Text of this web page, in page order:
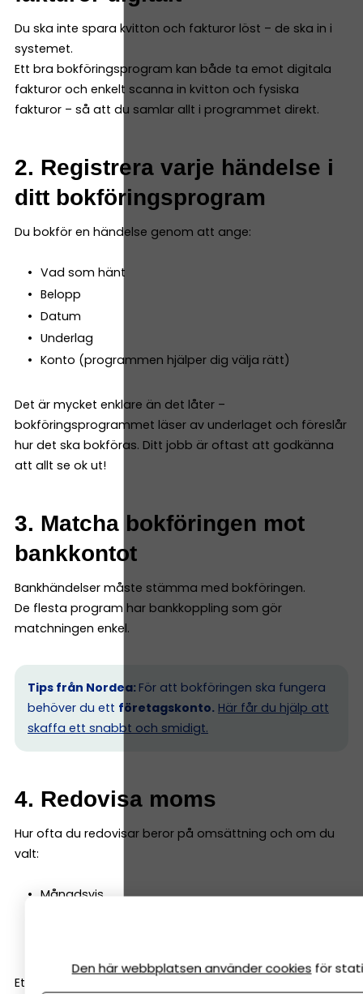
Du ska inte spara kvitton och fakturor löst – de ska in i
systemet.
Ett bra bokföringsprogram kan både ta emot digitala
fakturor och enkelt scanna in kvitton och fysiska
fakturor – så att du samlar allt i programmet direkt.
2. Registrera varje händelse i
ditt bokföringsprogram
Du bokför en händelse genom att ange:
Vad som hänt
Belopp
Datum
Underlag
Konto (programmen hjälper dig välja rätt)
Det är mycket enklare än det låter –
bokföringsprogrammet läser av underlaget och föreslår
hur det ska bokföras. Ditt jobb är oftast att godkänna
att allt se ok ut!
3. Matcha bokföringen mot
bankkontot
Bankhändelser måste stämma med bokföringen.
De flesta program har bankkoppling som gör
matchningen enkel.
Tips från Nordea: För att bokföringen ska fungera
behöver du ett företagskonto. Här får du hjälp att
skaffa ett snabbt och smidigt.
4. Redovisa moms
Hur ofta du redovisar beror på omsättning och om du
valt:
Månadsvis
Ett bokföringsprogram räknar ut momsen åt dig och
Den här webbplatsen använder cookies för